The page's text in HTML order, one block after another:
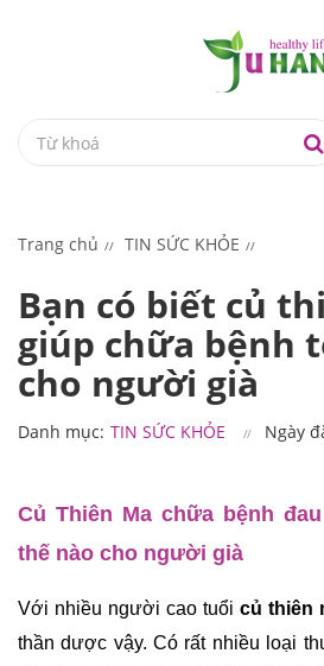
Trang chủ TIN SỨC KHỎE
Bạn có biết củ
giúp chữa bệnh
cho người già
Danh mục: TIN SỨC KHỎE Ngày
Củ Thiên Ma chữa bệnh
thế nào cho người già
Với nhiều người cao tuổi củ thiên
thần dược vậy. Có rất nhiều loại